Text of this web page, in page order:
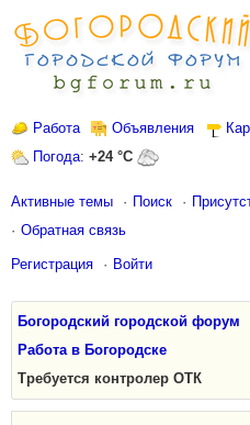
Работа Объявления
Погода: +24 °C
Активные темы Поиск
Обратная связь
Регистрация Войти
Богородский городской форум
Работа в Богородске
Требуется контролер ОТК